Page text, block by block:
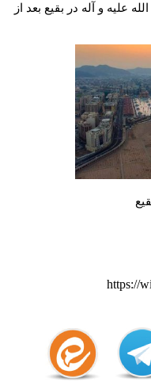
علیه و آله در بقیع بعد از
https://